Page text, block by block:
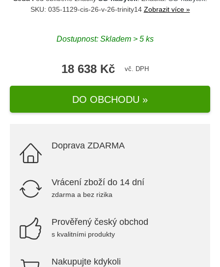
SKU: 035-1129-cis-26-v-26-trinity14 Zobrazit více »
Dostupnost: Skladem > 5 ks
18 638 Kč vč. DPH
DO OBCHODU »
Doprava ZDARMA
Vrácení zboží do 14 dní
zdarma a bez rizika
Prověřený český obchod
s kvalitními produkty
Nakupujte kdykoli